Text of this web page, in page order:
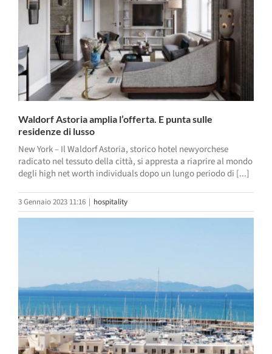
Waldorf Astoria amplia l’offerta. E punta sulle
residenze di lusso
New York – Il Waldorf Astoria, storico hotel newyorchese
radicato nel tessuto della città, si appresta a riaprire al mondo
degli high net worth individuals dopo un lungo periodo di [...]
3 Gennaio 2023 11:16 | hospitality